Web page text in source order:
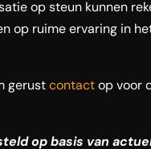
op steun kunnen
op ruime ervaring in
gerustcontactop voor
op basis van